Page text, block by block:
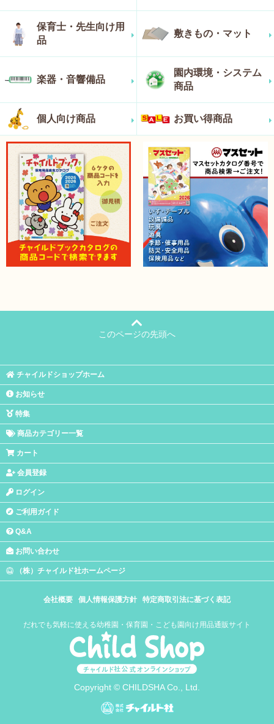
保育士・先生向け用
品
敷きもの・マット
楽器・音響備品
園内環境・システム
商品
個人向け商品 お買い得商品
このページの先頭へ
チャイルドショップホーム
お知らせ
特集
商品カテゴリー一覧
カート
会員登録
ログイン
ご利用ガイド
Q&A
お問い合わせ
（株）チャイルド社ホームページ
会社概要 個人情報保護方針 特定商取引法に基づく表記
だれでも気軽に使える幼稚園・保育園・こども園向け用品通販サイト
Copyright © CHILDSHA Co., Ltd.